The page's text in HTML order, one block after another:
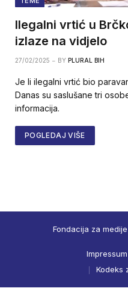
Ilegalni vrtić u
izlaze na vidjelo
27/02/2025 BY PLURAL BIH
Je li ilegalni vrtić bio
Danas su saslušane tri
informacija.
POGLEDAJ VIŠE
Fondacija za
Impressum
Kodeks